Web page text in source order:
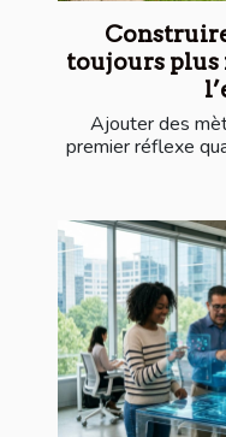
toujours plus
Ajouter des
premier réflexe